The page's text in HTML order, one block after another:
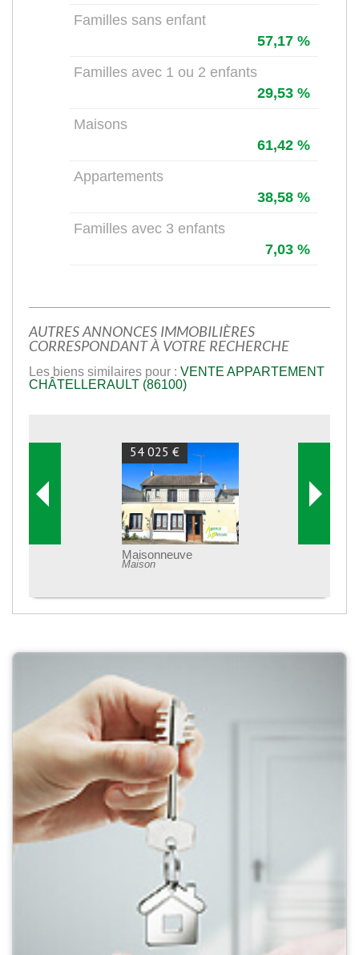
Familles sans enfant
57,17 %
Familles avec 1 ou 2 enfants
29,53 %
Maisons
61,42 %
Appartements
38,58 %
Familles avec 3 enfants
7,03 %
AUTRES ANNONCES IMMOBILIÈRES
CORRESPONDANT À VOTRE RECHERCHE
Les biens similaires pour : VENTE APPARTEMENT
CHÂTELLERAULT (86100)
54 025 €
Maisonneuve
Maison